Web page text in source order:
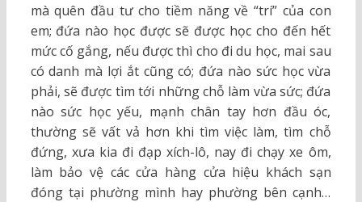
mà quên đầu tư cho tiềm năng về “trí” của con
em; đứa nào học được sẽ được học cho đến hết
mức cố gắng, nếu được thì cho đi du học, mai sau
có danh mà lợi ắt cũng có; đứa nào sức học vừa
phải, sẽ được tìm tới những chỗ làm vừa sức; đứa
nào sức học yếu, mạnh chân tay hơn đầu óc,
thường sẽ vất vả hơn khi tìm việc làm, tìm chỗ
đứng, xưa kia đi đạp xích-lô, nay đi chạy xe ôm,
làm bảo vệ các cửa hàng cửa hiệu khách sạn
đóng tại phường mình hay phường bên cạnh…